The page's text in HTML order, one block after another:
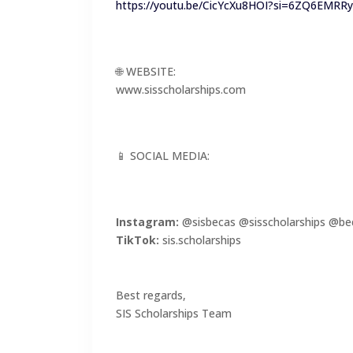
https://youtu.be/
🌐 WEBSITE:
www.sisscholarships.com
📱 SOCIAL MEDIA:
Instagram: @sisbecas @sisscholarships
TikTok: sis.scholarships
Best regards,
SIS Scholarships Team